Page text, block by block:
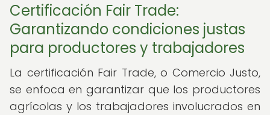
Certificación Fair Trade:
Garantizando condiciones justas
para productores y trabajadores
La certificación Fair Trade, o Comercio Justo,
se enfoca en garantizar que los productores
agrícolas y los trabajadores involucrados en